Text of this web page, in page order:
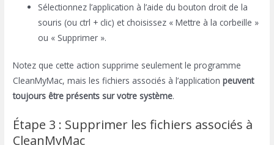
Sélectionnez l’application à l’aide du bouton droit de la
souris (ou ctrl + clic) et choisissez « Mettre à la corbeille »
ou « Supprimer ».
Notez que cette action supprime seulement le programme
CleanMyMac, mais les fichiers associés à l’application peuvent
toujours être présents sur votre système.
Étape 3 : Supprimer les fichiers associés à
CleanMyMac